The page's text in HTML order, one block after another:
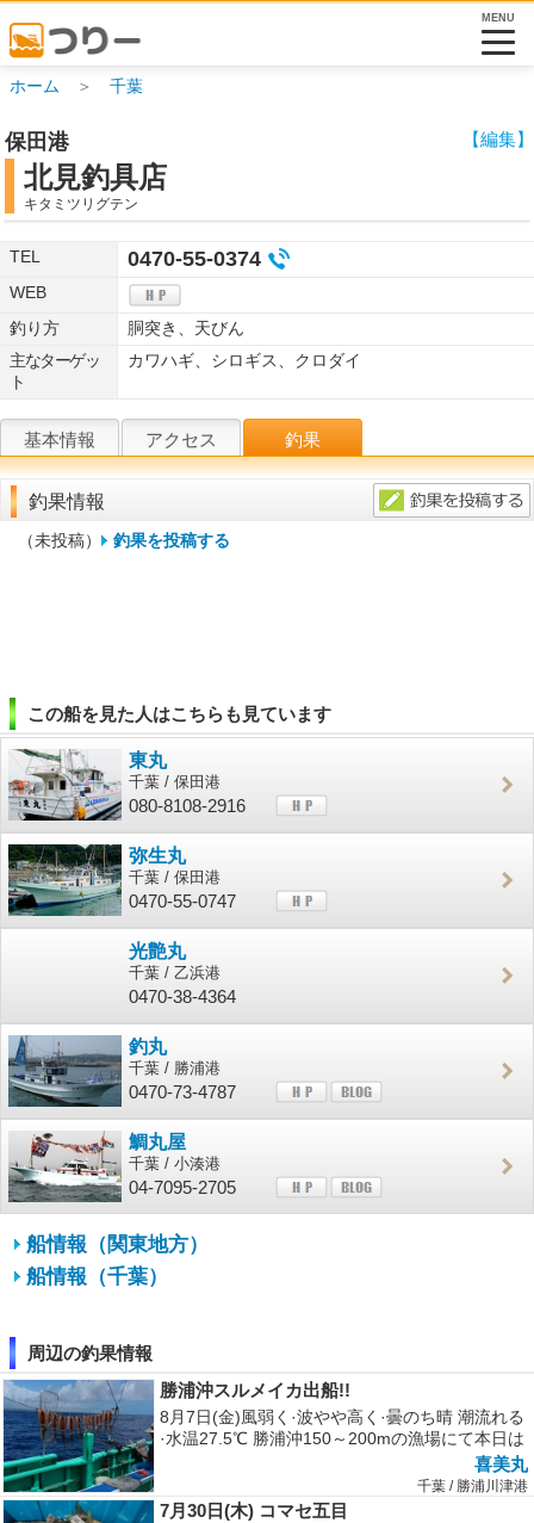
MENU
ホーム ＞ 千葉
【編集】
保田港
北見釣具店
キタミツリグテン
TEL 0470-55-0374
WEB
釣り方
胴突き、天びん
主なターゲッ
ト
カワハギ、シロギス、クロダイ
基本情報 アクセス 釣果
釣果情報
（未投稿） 釣果を投稿する
この船を見た人はこちらも見ています
東丸
千葉 / 保田港
080-8108-2916
弥生丸
千葉 / 保田港
0470-55-0747
光艶丸
千葉 / 乙浜港
0470-38-4364
釣丸
千葉 / 勝浦港
0470-73-4787
鯛丸屋
千葉 / 小湊港
04-7095-2705
船情報（関東地方）
船情報（千葉）
周辺の釣果情報
勝浦沖スルメイカ出船!!
8月7日(金)風弱く·波やや高く·曇のち晴 潮流れる
·水温27.5℃ 勝浦沖150～200mの漁場にて本日は
喜美丸
千葉 / 勝浦川津港
7月30日(木) コマセ五目